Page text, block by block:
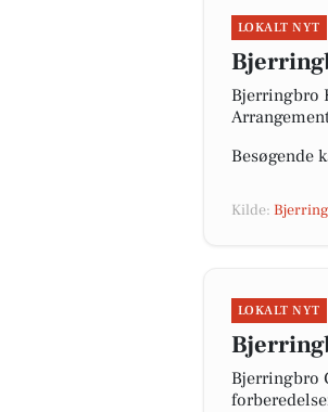
LOKALT NYT
Bjerringbro
Besøgende
Kilde:
LOKALT NYT
Bjerringbro